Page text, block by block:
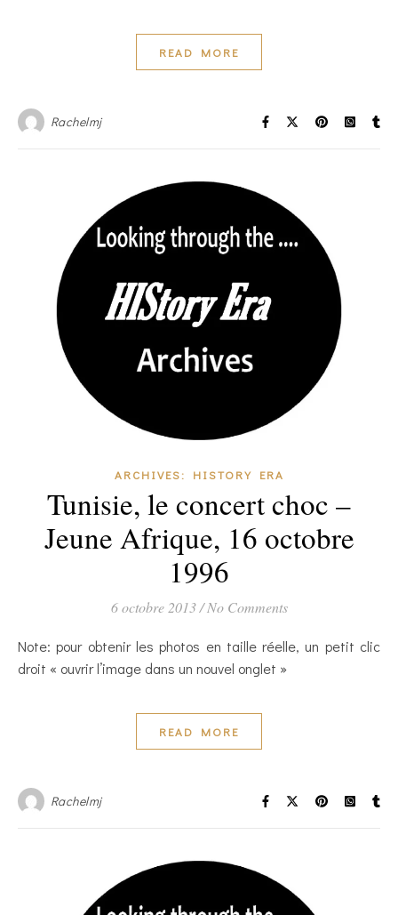
READ MORE
Rachelmj
ARCHIVES: HISTORY ERA
Tunisie, le concert choc –
Jeune Afrique, 16 octobre
1996
6 octobre 2013 / No Comments
Note: pour obtenir les photos en taille réelle, un petit clic
droit « ouvrir l’image dans un nouvel onglet »
READ MORE
Rachelmj